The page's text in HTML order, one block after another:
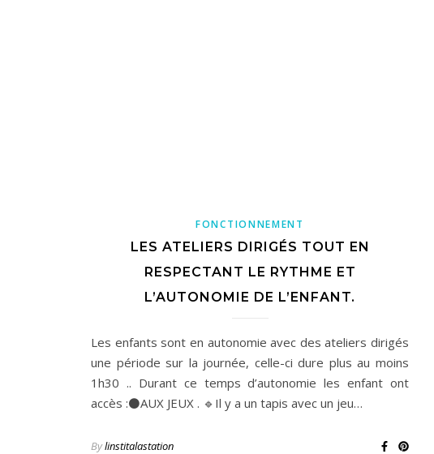
FONCTIONNEMENT
LES ATELIERS DIRIGÉS TOUT EN
RESPECTANT LE RYTHME ET
L’AUTONOMIE DE L’ENFANT.
Les enfants sont en autonomie avec des ateliers dirigés
une période sur la journée, celle-ci dure plus au moins
1h30 .. Durant ce temps d’autonomie les enfant ont
accès :⚫️AUX JEUX . 🔹Il y a un tapis avec un jeu…
Bylinstitalastation